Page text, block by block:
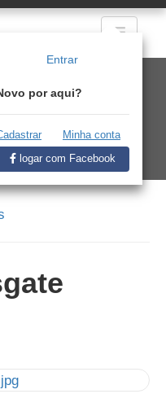
Entrar
por aqui?
Minha conta
logar com Facebook